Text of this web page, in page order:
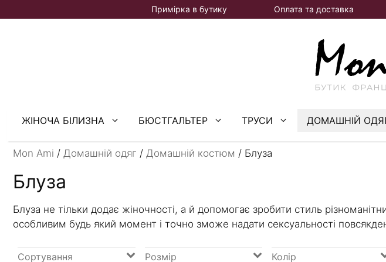
до
Примірка в бутику Оплата та доставка
ЖІНОЧА БІЛИЗНА БЮСТГАЛЬТЕР ТРУСИ ДОМАШНІЙ
Mon Ami / Домашній одяг / Домашній костюм / Блуза
Блуза
Блуза не тільки додає жіночності, а й допомогає зробити стиль
особливим будь який момент і точно зможе надати сексуальності
Сортування Розмір Колір